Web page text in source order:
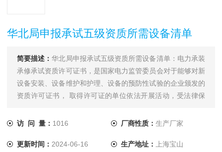
华北局申报承试五级资质所需设备清单
简要描述：华北局申报承试五级资质所需设备清单：电力承装
承修承试资质许可证书，是国家电力监管委员会对于能够对新
设备安装、设备维护和护理、设备的预防性试验的企业颁发的
资质许可证书， 取得许可证的单位依法开展活动，受法律保
访 问 量： 1016 厂商性质： 生产厂家
更新时间： 2024-06-16 生产地址： 上海宝山